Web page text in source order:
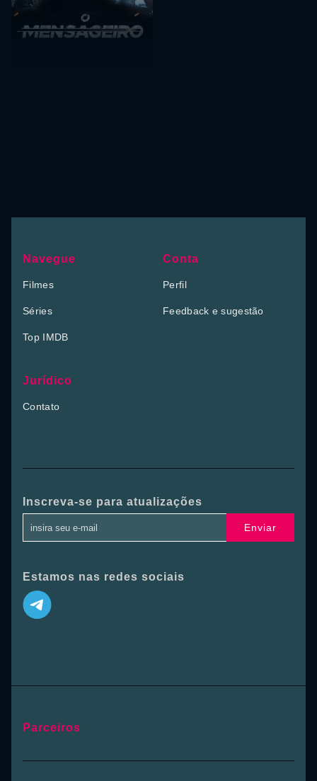
Navegue
Filmes
Séries
Top IMDB
Conta
Perfil
Feedback e sugestão
Jurídico
Contato
Inscreva-se para atualizações
Enviar
Estamos nas redes sociais
Parceiros